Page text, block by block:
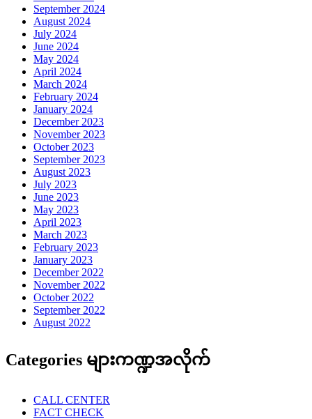
September 2024
August 2024
July 2024
June 2024
May 2024
April 2024
March 2024
February 2024
January 2024
December 2023
November 2023
October 2023
September 2023
August 2023
July 2023
June 2023
May 2023
April 2023
March 2023
February 2023
January 2023
December 2022
November 2022
October 2022
September 2022
August 2022
Categories များကဏ္ဍအလိုက်
CALL CENTER
FACT CHECK